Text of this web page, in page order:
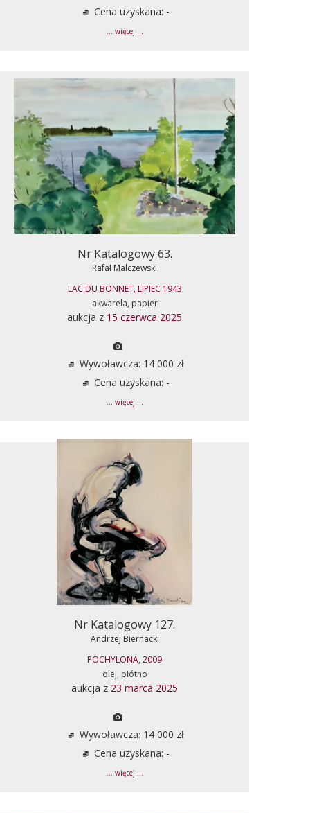
Cena uzyskana: -
... więcej ...
Nr Katalogowy 63.
Rafał Malczewski
LAC DU BONNET, LIPIEC 1943
akwarela, papier
aukcja z 15 czerwca 2025
Wywoławcza: 14 000 zł
Cena uzyskana: -
... więcej ...
Nr Katalogowy 127.
Andrzej Biernacki
POCHYLONA, 2009
olej, płótno
aukcja z 23 marca 2025
Wywoławcza: 14 000 zł
Cena uzyskana: -
... więcej ...